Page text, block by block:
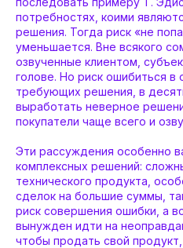
потребностях, коими
решения. Тогда риск «не
уменьшается. Вне всякого
озвученные клиентом,
голове. Но риск ошибиться в
требующих решения, в
выработать неверное
покупатели чаще всего и
Эти рассуждения особенно
комплексных решений:
технического продукта,
сделок на большие суммы,
риск совершения ошибки, а
вынужден идти на
чтобы продать свой